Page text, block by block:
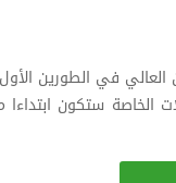
العالي في الطورين
الخاصة ستكون ابتداءا